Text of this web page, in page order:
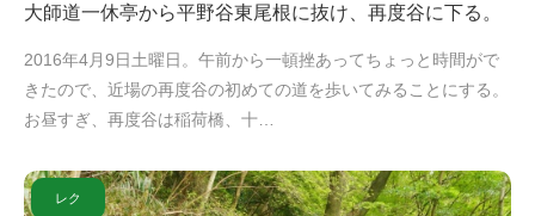
大師道一休亭から平野谷東尾根に抜け、再度谷に下る。
2016年4月9日土曜日。午前から一頓挫あってちょっと時間がで
きたので、近場の再度谷の初めての道を歩いてみることにする。
お昼すぎ、再度谷は稲荷橋、十…
レク